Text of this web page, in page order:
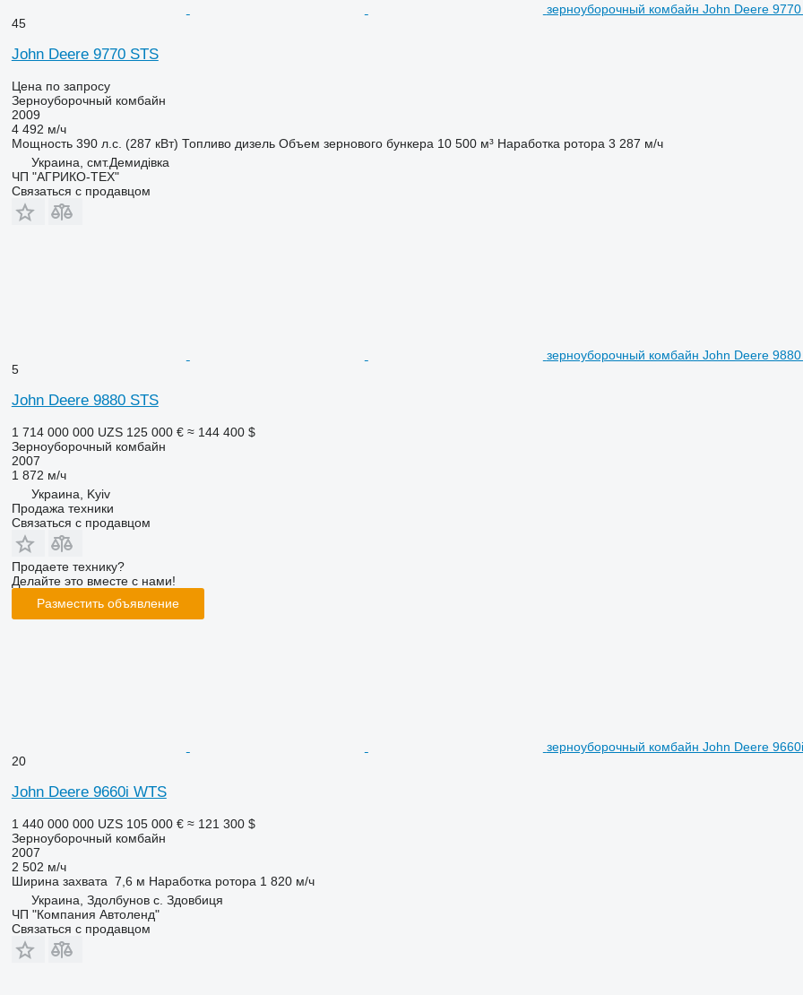
зерноуборочный комбайн John Deere
45
John Deere 9770 STS
Цена по запросу
Зерноуборочный комбайн
2009
4 492 м/ч
Мощность 390 л.с. (287 кВт) Топливо дизель Объем зернового бункера 10 500 м³ Наработка ротора 3 287 м/ч
Украина, смт.Демидівка
ЧП "АГРИКО-ТЕХ"
Связаться с продавцом
зерноуборочный комбайн John Deere
5
John Deere 9880 STS
1 714 000 000 UZS 125 000 € ≈ 144 400 $
Зерноуборочный комбайн
2007
1 872 м/ч
Украина, Kyiv
Продажа техники
Связаться с продавцом
Продаете технику?
Делайте это вместе с нами!
Разместить объявление
зерноуборочный комбайн John Deere
20
John Deere 9660i WTS
1 440 000 000 UZS 105 000 € ≈ 121 300 $
Зерноуборочный комбайн
2007
2 502 м/ч
Ширина захвата 7,6 м Наработка ротора 1 820 м/ч
Украина, Здолбунов с. Здовбиця
ЧП "Компания Автоленд"
Связаться с продавцом